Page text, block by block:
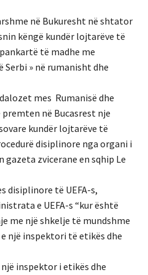
në Bukuresht në shtator
këngë kundër lojtarëve të
të madhe me
» në rumanisht dhe
mes Rumanisë dhe
në Bucasrest nje
kundër lojtarëve të
disiplinore nga organi i
zvicerane en sqhip Le
disiplinore të UEFA-s,
e UEFA-s “kur është
me një shkelje të mundshme
një inspektori të etikës dhe
inspektor i etikës dhe